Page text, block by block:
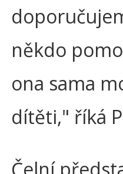
někdo
ona sama
dítěti," říká